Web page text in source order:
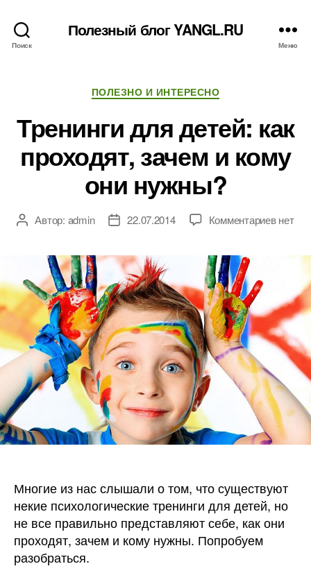
Поиск
Полезный блог YANGL.RU
Меню
Рубрики
ПОЛЕЗНО И ИНТЕРЕСНО
Тренинги для детей: как
проходят, зачем и кому
они нужны?
АвторАвтор: admin
Дата22.07.2014 Комментариевк
зачем
и
кому
нужны?
нет
Многие из нас слышали о том, что существуют
некие психологические тренинги для детей, но
не все правильно представляют себе, как они
проходят, зачем и кому нужны. Попробуем
разобраться.